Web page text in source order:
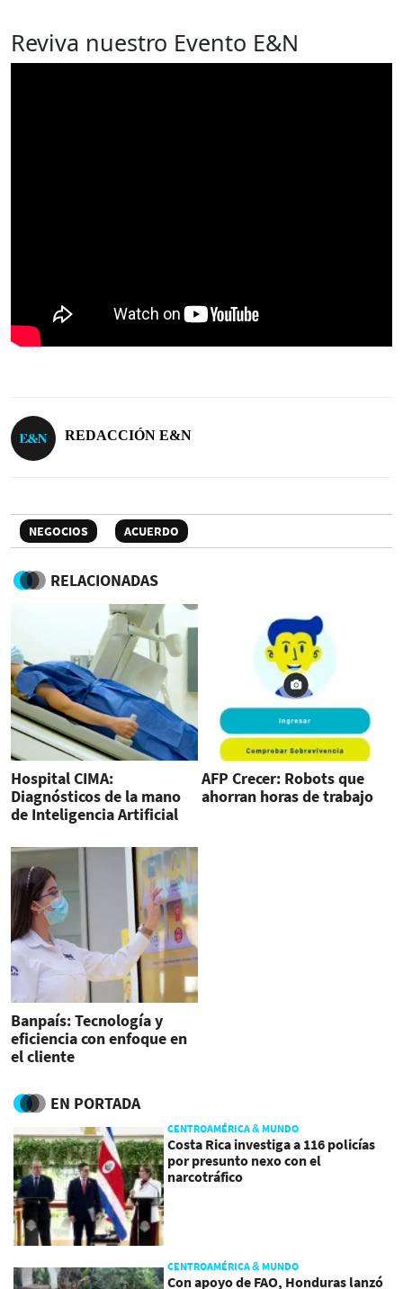
Reviva nuestro Evento E&N
REDACCIÓN E&N
NEGOCIOS ACUERDO
RELACIONADAS
Hospital CIMA:
Diagnósticos de la mano
de Inteligencia Artificial
AFP Crecer: Robots que
ahorran horas de trabajo
Banpaís: Tecnología y
eficiencia con enfoque en
el cliente
EN PORTADA
CENTROAMÉRICA & MUNDO
Costa Rica investiga a 116 policías
por presunto nexo con el
narcotráfico
CENTROAMÉRICA & MUNDO
Con apoyo de FAO, Honduras lanzó